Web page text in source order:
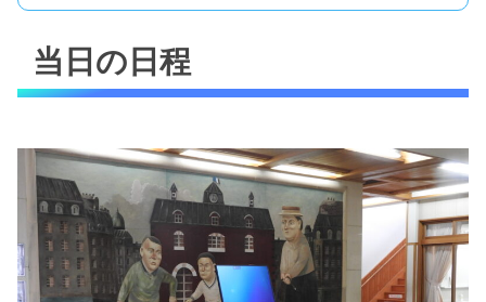
当日の日程